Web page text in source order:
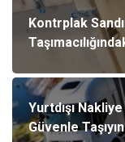
Kontrplak
Yurtdışı
Güvenle Taşıyın